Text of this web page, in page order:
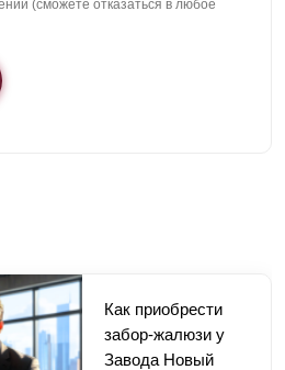
(сможете отказаться в любое
Как приобрести
забор-жалюзи у
Завода Новый